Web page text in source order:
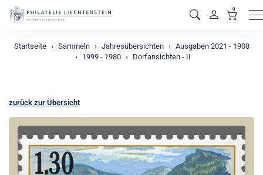
0
Startseite Sammeln Jahresübersichten
Ausgaben 2021 - 1908
1999 - 1980
Dorfansichten - II
zurück zur Übersicht